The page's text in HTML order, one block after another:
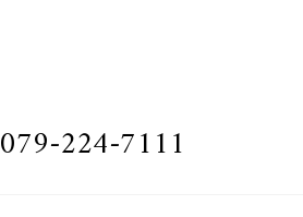
079-224-7111